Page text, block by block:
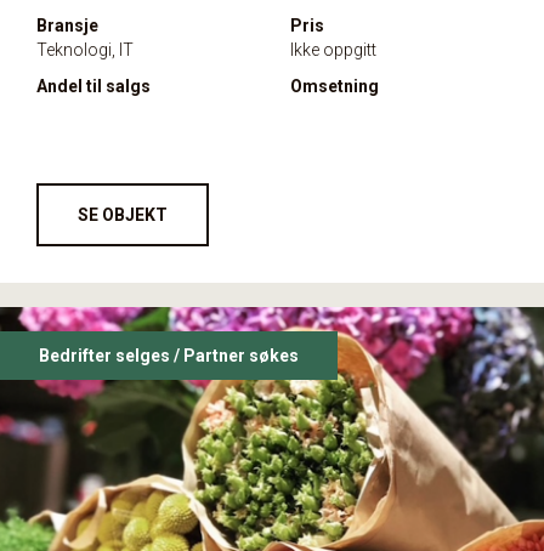
Bransje
Teknologi, IT
Pris
Ikke oppgitt
Andel til salgs
Omsetning
SE OBJEKT
Bedrifter selges / Partner søkes